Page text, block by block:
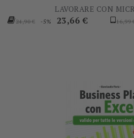
LAVORARE CON
Prezzo
24,90 € -5% Prezzo
23,66 € 16,99